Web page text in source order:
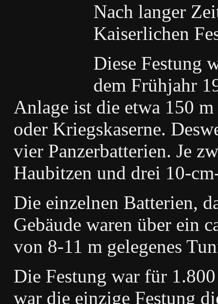
Nach langer
Kaiserlichen
Diese Festung
dem Frühjahr
Anlage ist die etwa 150
oder Kriegskaserne.
vier Panzerbatterien. Je
Haubitzen und drei 10-
Die einzelnen Batterien,
Gebäude waren über ein
von 8-11 m gelegenes
Die Festung war für
war die einzige Festung